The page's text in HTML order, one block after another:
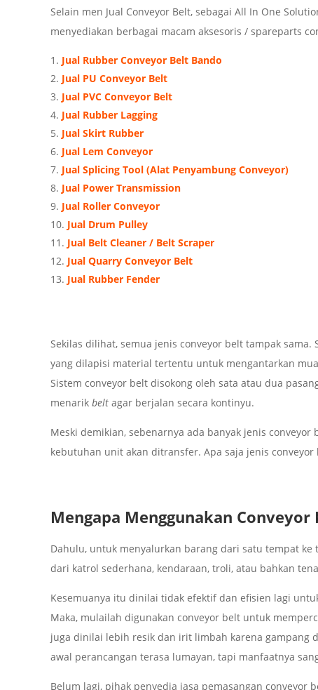
Selain men Jual Conveyor Belt, sebagai All In One
menyediakan berbagai macam aksesoris / spareparts
Jual Rubber Conveyor Belt Bando
Jual PU Conveyor Belt
Jual PVC Conveyor Belt
Jual Rubber Lagging
Jual Skirt Rubber
Jual Lem Conveyor
Jual Splicing Tool (Alat Penyambung Conveyor)
Jual Power Transmission
Jual Roller Conveyor
Jual Drum Pulley
Jual Belt Cleaner / Belt Scraper
Jual Quarry Conveyor Belt
Jual Rubber Fender
Sekilas dilihat, semua jenis conveyor belt tampak
yang dilapisi material tertentu untuk mengantarkan
Sistem conveyor belt disokong oleh sata atau dua
menarik belt agar berjalan secara kontinyu.
Meski demikian, sebenarnya ada banyak jenis
kebutuhan unit akan ditransfer. Apa saja jenis
Mengapa Menggunakan Conveyor
Dahulu, untuk menyalurkan barang dari satu tempat
dari katrol sederhana, kendaraan, troli, atau bahkan
Kesemuanya itu dinilai tidak efektif dan efisien lagi
Maka, mulailah digunakan conveyor belt untuk
juga dinilai lebih resik dan irit limbah karena gampang
awal perancangan terasa lumayan, tapi manfaatnya
Belum lagi, pihak penyedia jasa pemasangan conveyor